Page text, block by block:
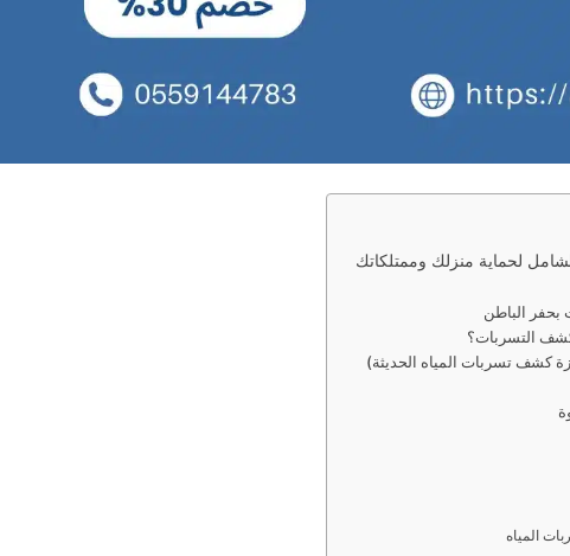
لحماية منزلك وممتلكاتك
بحفر الباطن
كشف التسربات؟
كشف تسربات المياه الحديثة)
المياه